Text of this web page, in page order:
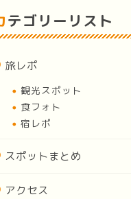
カテゴリーリスト
旅レポ
観光スポット
食フォト
宿レポ
スポットまとめ
アクセス